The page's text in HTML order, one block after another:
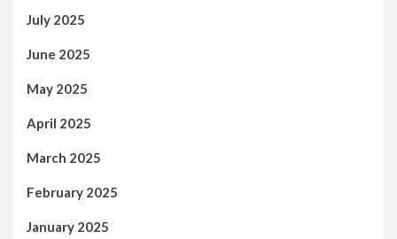
July 2025
June 2025
May 2025
April 2025
March 2025
February 2025
January 2025